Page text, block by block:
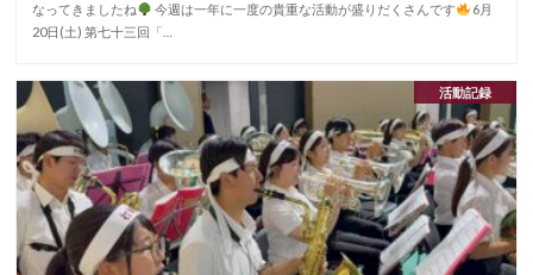
なってきましたね
今週は一年に一度の貴重な活動が盛りだくさんです
6月
20日(土) 第七十三回「…
活動記録